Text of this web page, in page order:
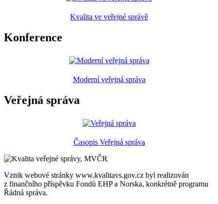
Kvalita ve veřejné správě
Konference
Moderní veřejná správa
Veřejná správa
Časopis Veřejná správa
Vznik webové stránky www.kvalitavs.gov.cz byl realizován
z finančního příspěvku Fondů EHP a Norska, konkrétně programu
Řádná správa.